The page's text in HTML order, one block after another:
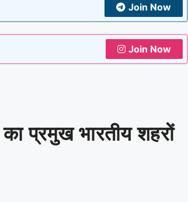
Join Now
Join Now
प्रमुख भारतीय शहरों